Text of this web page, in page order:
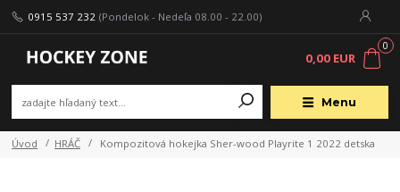
Menu
0915 537 232 (Pondelok - Nedeľa 08.00 - 22.00)
0
0,00 EUR
Úvod HRÁČ Kompozitová hokejka Sher-wood Playrite 1 2022 detska